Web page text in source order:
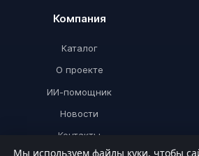
Компания
Каталог
О проекте
ИИ-помощник
Новости
Контакты
Мы используем файлы куки, чтобы